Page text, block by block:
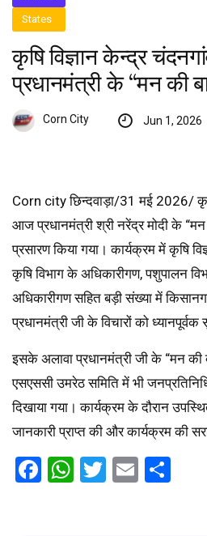
States
कृषि विज्ञान केन्द्र
प्रधानमंत्री के “मन की
Corn City Jun 1, 2026
Corn city छिन्दवाड़ा/31 मई 2026/
आज प्रधानमंत्री श्री नरेंद्र मोदी के “मन
प्रसारण किया गया। कार्यक्रम में कृषि
कृषि विभाग के अधिकारीगण, पशुपालन
अधिकारीगण सहित बड़ी संख्या में
प्रधानमंत्री जी के विचारों को ध्यानपूर्वक
इसके अलावा प्रधानमंत्री जी के “मन की
एसएससी उमरेठ समिति में भी
दिखाया गया। कार्यक्रम के दौरान
जानकारी प्राप्त की और कार्यक्रम की
Facebook
WhatsApp
Twitter
Email